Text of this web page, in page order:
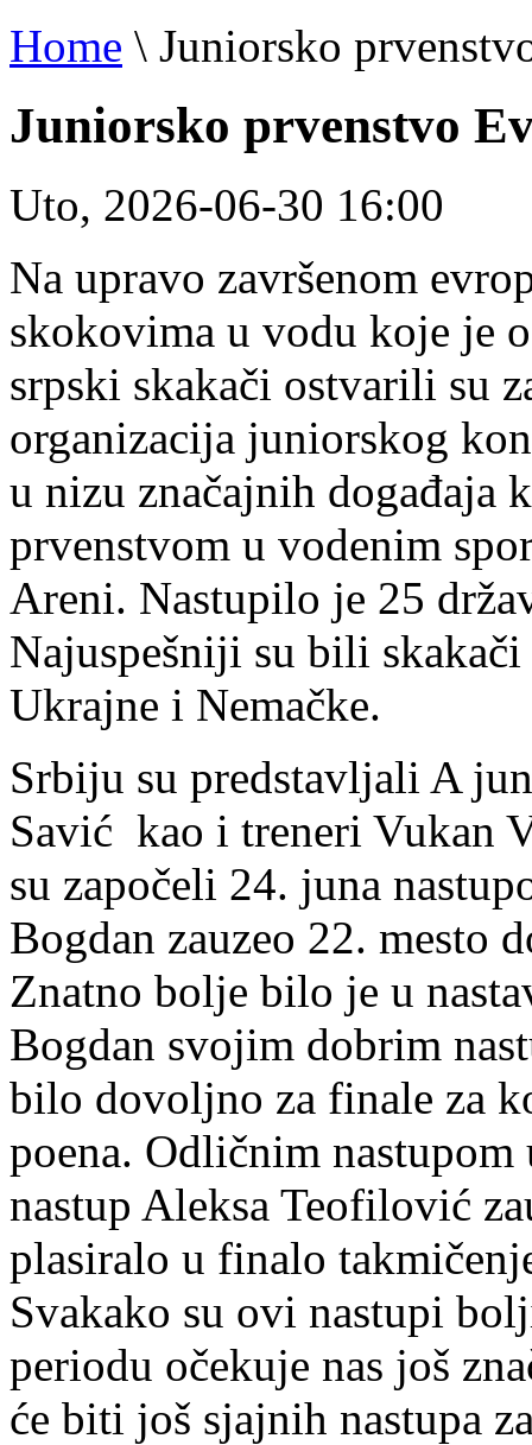
Home \ Juniorsko
Juniorsko prvenstvo
Uto, 2026-06-30 16:00
Na upravo završenom
skokovima u vodu koje je
srpski skakači ostvarili su
organizacija juniorskog
u nizu značajnih događaja
prvenstvom u vodenim
Areni. Nastupilo je 25
Najuspešniji su bili
Ukrajne i Nemačke.
Srbiju su predstavljali A
Savić kao i treneri Vukan
su započeli 24. juna
Bogdan zauzeo 22. mesto
Znatno bolje bilo je u
Bogdan svojim dobrim
bilo dovoljno za finale za
poena. Odličnim
nastup Aleksa Teofilović
plasiralo u finalo
Svakako su ovi nastupi
periodu očekuje nas još
će biti još sjajnih nastupa